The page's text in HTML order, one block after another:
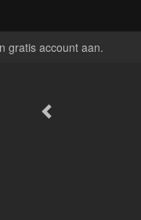
gratis account aan.